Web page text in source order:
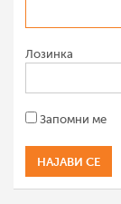
Лозинка
Запомни ме